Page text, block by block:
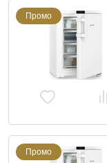
Промо
Промо